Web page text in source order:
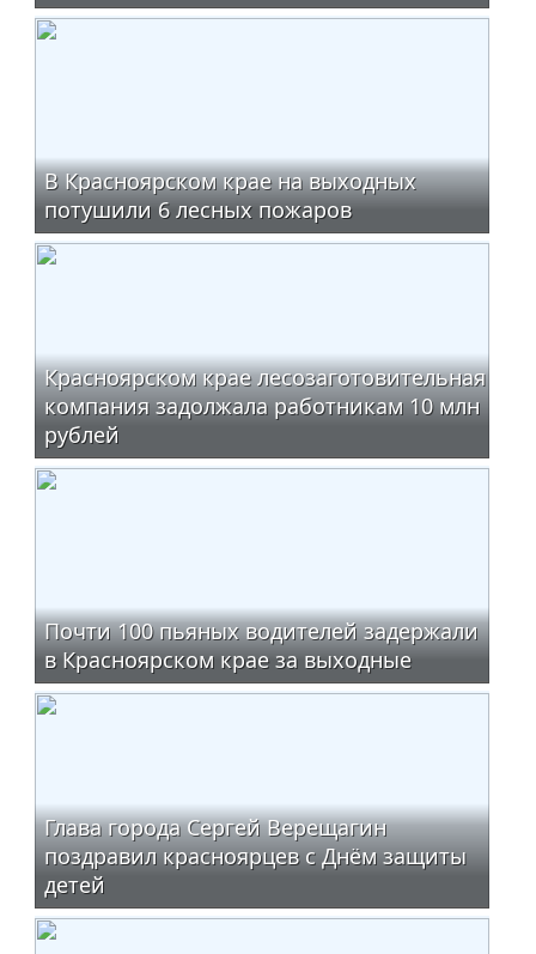
В Красноярском крае на выходных
потушили 6 лесных пожаров
Красноярском крае лесозаготовительная
компания задолжала работникам 10 млн
рублей
Почти 100 пьяных водителей задержали
в Красноярском крае за выходные
Глава города Сергей Верещагин
поздравил красноярцев с Днём защиты
детей